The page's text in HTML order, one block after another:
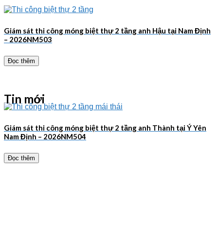
Giám sát thi công móng biệt thự 2 tầng anh Hậu tại Nam Định
– 2026NM503
Đọc thêm
Giám sát thi công móng biệt thự 2 tầng anh Thành tại Ý Yên
Nam Định – 2026NM504
Đọc thêm
Tin mới